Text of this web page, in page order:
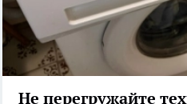
Не перегружайте